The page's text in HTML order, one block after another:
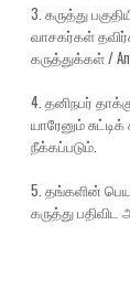
3. கருத்து
வாசகர்கள்
கருத்துக்கள் /
4. தனிநபர்
யாரேனும்
நீக்கப்படும்.
5. தங்களின்
கருத்து